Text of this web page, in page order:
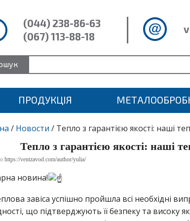
(044) 238-86-63
(067) 113-88-18
ПРОДУКЦІЯ
/ Новости / Тепло з гарантією якості: наші
Тепло з гарантією якості: наші
https://ventzavod.com/author/yulia/
новина!
завіса успішно пройшла всі необхідні
що підтверджують її безпеку та високу